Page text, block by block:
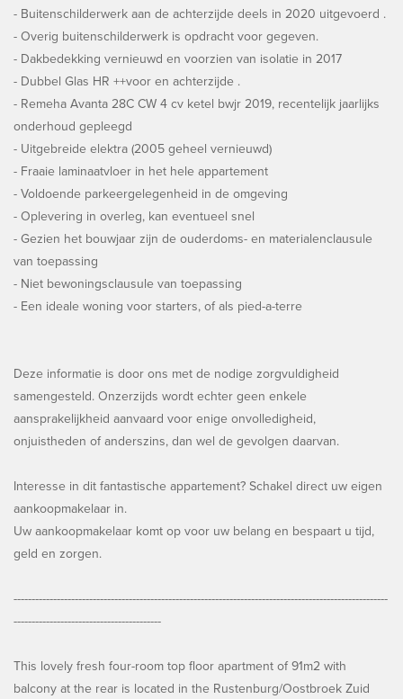
- Buitenschilderwerk aan de achterzijde deels in 2020 uitgevoerd .
- Overig buitenschilderwerk is opdracht voor gegeven.
- Dakbedekking vernieuwd en voorzien van isolatie in 2017
- Dubbel Glas HR ++voor en achterzijde .
- Remeha Avanta 28C CW 4 cv ketel bwjr 2019, recentelijk jaarlijks
onderhoud gepleegd
- Uitgebreide elektra (2005 geheel vernieuwd)
- Fraaie laminaatvloer in het hele appartement
- Voldoende parkeergelegenheid in de omgeving
- Oplevering in overleg, kan eventueel snel
- Gezien het bouwjaar zijn de ouderdoms- en materialenclausule
van toepassing
- Niet bewoningsclausule van toepassing
- Een ideale woning voor starters, of als pied-a-terre
Deze informatie is door ons met de nodige zorgvuldigheid
samengesteld. Onzerzijds wordt echter geen enkele
aansprakelijkheid aanvaard voor enige onvolledigheid,
onjuistheden of anderszins, dan wel de gevolgen daarvan.
Interesse in dit fantastische appartement? Schakel direct uw eigen
aankoopmakelaar in.
Uw aankoopmakelaar komt op voor uw belang en bespaart u tijd,
geld en zorgen.
--------------------------------------------------------------------------------------------------------
-----------------------------------------
This lovely fresh four-room top floor apartment of 91m2 with
balcony at the rear is located in the Rustenburg/Oostbroek Zuid